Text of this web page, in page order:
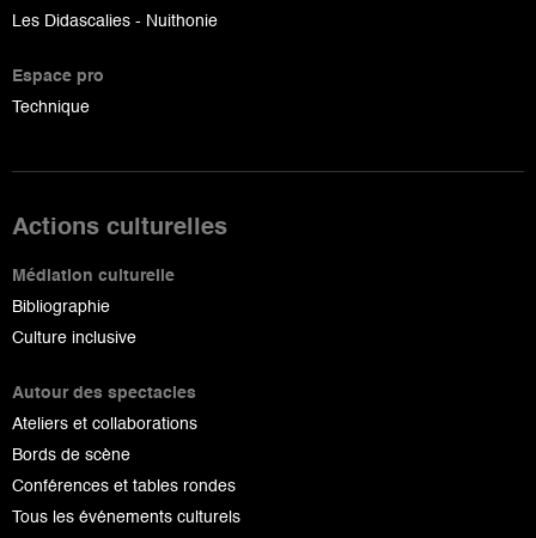
Les Didascalies - Nuithonie
Espace pro
Technique
Actions culturelles
Médiation culturelle
Bibliographie
Culture inclusive
Autour des spectacles
Ateliers et collaborations
Bords de scène
Conférences et tables rondes
Tous les événements culturels